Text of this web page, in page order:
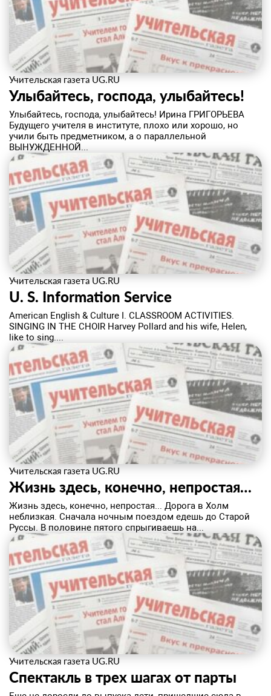
Учительская газета UG.RU
Улыбайтесь, господа, улыбайтесь!
Улыбайтесь, господа, улыбайтесь! Ирина ГРИГОРЬЕВА
Будущего учителя в институте, плохо или хорошо, но
учили быть предметником, а о параллельной
ВЫНУЖДЕННОЙ...
Учительская газета UG.RU
U. S. Information Service
American English & Culture I. CLASSROOM ACTIVITIES.
SINGING IN THE CHOIR Harvey Pollard and his wife, Helen,
like to sing....
Учительская газета UG.RU
Жизнь здесь, конечно, непростая…
Жизнь здесь, конечно, непростая... Дорога в Холм
неблизкая. Сначала ночным поездом едешь до Старой
Руссы. В половине пятого спрыгиваешь на...
Учительская газета UG.RU
Спектакль в трех шагах от парты